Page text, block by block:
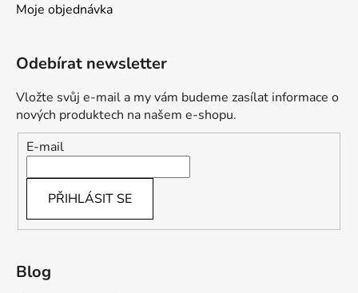
Moje objednávka
Odebírat newsletter
Vložte svůj e-mail a my vám budeme zasílat informace o
nových produktech na našem e-shopu.
E-mail
PŘIHLÁSIT SE
Blog